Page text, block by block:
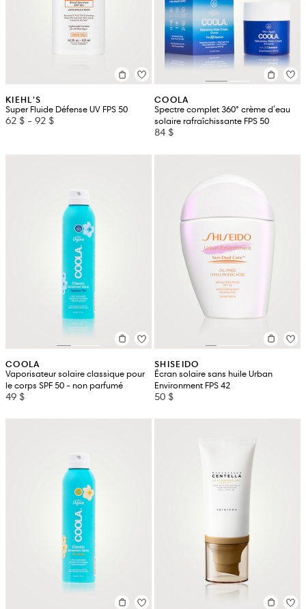
KIEHL'S
Super Fluide Défense UV FPS 50
62 $ - 92 $
COOLA
Spectre complet 360° crème d'eau
solaire rafraîchissante FPS 50
84 $
COOLA
Vaporisateur solaire classique pour
le corps SPF 50 - non parfumé
49 $
SHISEIDO
Écran solaire sans huile Urban
Environment FPS 42
50 $